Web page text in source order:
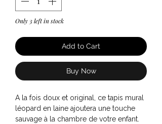
Only 3 left in stock
Add to Cart
Buy Now
A la fois doux et original, ce tapis mural
léopard en laine ajoutera une touche
sauvage à la chambre de votre enfant.